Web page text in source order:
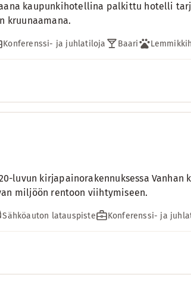
kaupunkihotellina palkittu hotelli
kruunaamana.
Konferenssi- ja juhlatiloja Baari
luvun kirjapainorakennuksessa
miljöön rentoon viihtymiseen.
Sähköauton latauspiste Konferenssi- ja